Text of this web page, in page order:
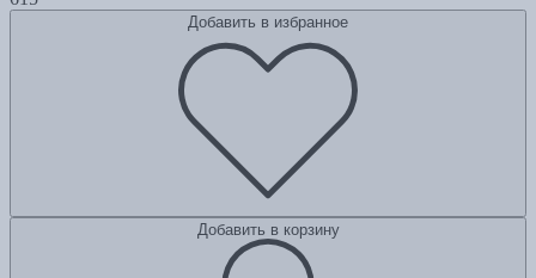
Добавить в избранное
Добавить в корзину